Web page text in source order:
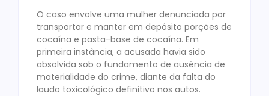
O caso envolve uma mulher denunciada por
transportar e manter em depósito porções de
cocaína e pasta-base de cocaína. Em
primeira instância, a acusada havia sido
absolvida sob o fundamento de ausência de
materialidade do crime, diante da falta do
laudo toxicológico definitivo nos autos.